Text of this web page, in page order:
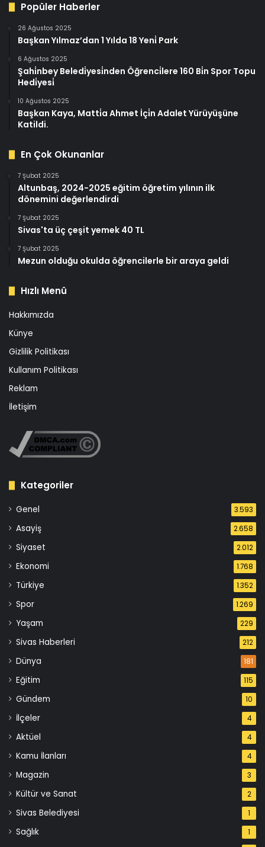
Popüler Haberler
26 Ağustos 2025
Başkan Yılmaz’dan 1 Yılda 18 Yeni̇ Park
6 Ağustos 2025
Şahi̇nbey Beledi̇yesi̇nden Öğrenci̇lere 160 Bi̇n Spor Topu
Hedi̇yesi̇
10 Ağustos 2025
Başkan Kaya, Matti̇a Ahmet İçi̇n Adalet Yürüyüşüne
Katildi.
En Çok Okunanlar
7 Şubat 2025
Altunbaş, 2024-2025 eğitim öğretim yılının ilk
dönemini değerlendirdi
7 Şubat 2025
Sivas'ta üç çeşit yemek 40 TL
7 Şubat 2025
Mezun olduğu okulda öğrencilerle bir araya geldi
Hızlı Menü
Hakkımızda
Künye
Gizlilik Politikası
Kullanım Politikası
Reklam
İletişim
Kategoriler
Genel 3.593
Asayiş 2.658
Siyaset 2.012
Ekonomi 1.768
Türkiye 1.352
Spor 1.269
Yaşam 229
Sivas Haberleri 212
Dünya 181
Eğitim 115
Gündem 10
İlçeler 4
Aktüel 4
Kamu İlanları 4
Magazin 3
Kültür ve Sanat 2
Sivas Belediyesi 1
Sağlık 1